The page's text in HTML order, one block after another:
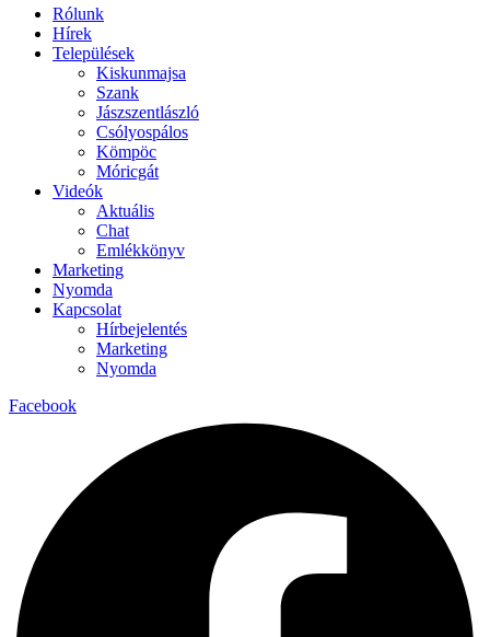
Rólunk
Hírek
Települések
Kiskunmajsa
Szank
Jászszentlászló
Csólyospálos
Kömpöc
Móricgát
Videók
Aktuális
Chat
Emlékkönyv
Marketing
Nyomda
Kapcsolat
Hírbejelentés
Marketing
Nyomda
Facebook